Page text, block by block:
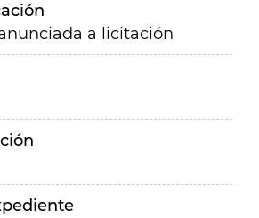
a licitación